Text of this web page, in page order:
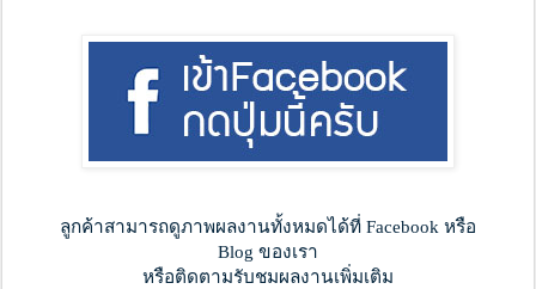
ลูกค้าสามารถดูภาพผลงานทั้งหมดได้ที่ Facebook หรือ
Blog ของเรา
หรือติดตามรับชมผลงานเพิ่มเติม